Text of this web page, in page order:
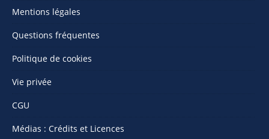
Mentions légales
Questions fréquentes
Politique de cookies
Vie privée
CGU
Médias : Crédits et Licences